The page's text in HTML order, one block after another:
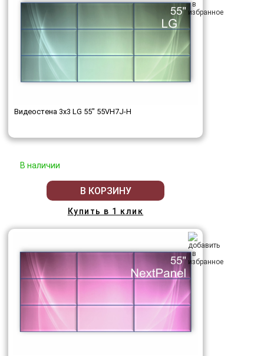
Видеостена 3x3 LG 55" 55VH7J-H
В наличии
В КОРЗИНУ
Купить в 1 клик